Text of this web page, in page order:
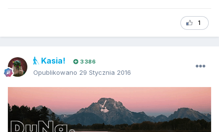
1
Kasia! 3 386
Opublikowano 29 Stycznia 2016